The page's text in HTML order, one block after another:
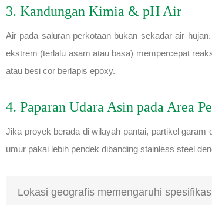
3. Kandungan Kimia & pH Air
Air pada saluran perkotaan bukan sekadar air
ekstrem (terlalu asam atau basa) mempercepat
atau besi cor berlapis epoxy.
4. Paparan Udara Asin pada Area
Jika proyek berada di wilayah pantai, partikel
umur pakai lebih pendek dibanding stainless steel
Lokasi geografis memengaruhi